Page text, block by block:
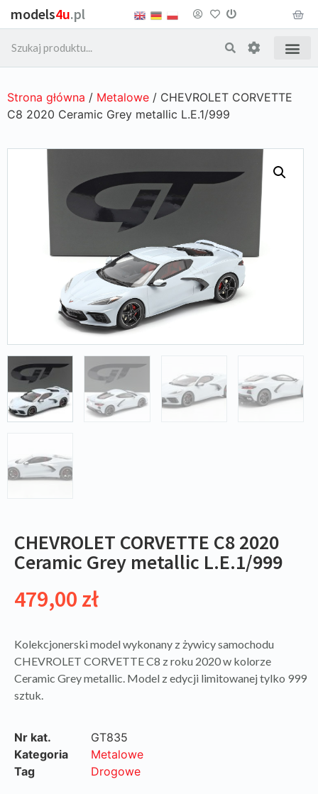
models4u.pl
Strona główna / Metalowe / CHEVROLET CORVETTE
C8 2020 Ceramic Grey metallic L.E.1/999
CHEVROLET CORVETTE C8 2020
Ceramic Grey metallic L.E.1/999
479,00 zł
Kolekcjonerski model wykonany z żywicy samochodu
CHEVROLET CORVETTE C8 z roku 2020 w kolorze
Ceramic Grey metallic. Model z edycji limitowanej tylko 999
sztuk.
Nr kat.
GT835
Kategoria
Metalowe
Tag
Drogowe